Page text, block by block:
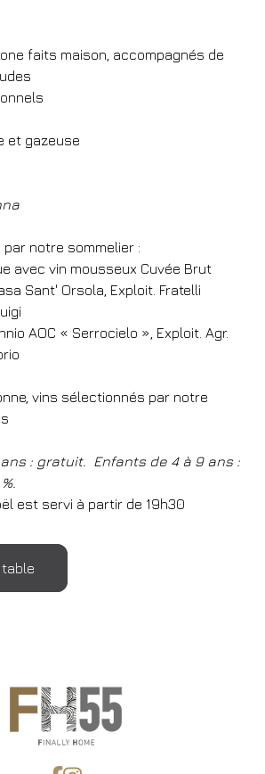
2
0
une réservation
faits maison, accompagnés de
et gazeuse
notre sommelier :
avec vin mousseux Cuvée Brut
Sant' Orsola, Exploit. Fratelli
AOC « Serrocielo », Exploit. Agr.
vins sélectionnés par notre
: gratuit. Enfants de 4 à 9 ans :
est servi à partir de 19h30
table